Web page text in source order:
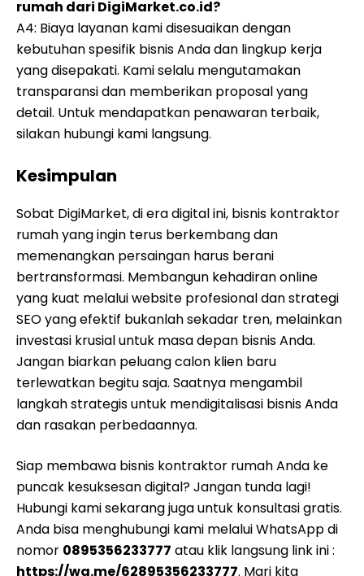
rumah dari DigiMarket.co.id?
A4: Biaya layanan kami disesuaikan dengan
kebutuhan spesifik bisnis Anda dan lingkup kerja
yang disepakati. Kami selalu mengutamakan
transparansi dan memberikan proposal yang
detail. Untuk mendapatkan penawaran terbaik,
silakan hubungi kami langsung.
Kesimpulan
Sobat DigiMarket, di era digital ini, bisnis kontraktor
rumah yang ingin terus berkembang dan
memenangkan persaingan harus berani
bertransformasi. Membangun kehadiran online
yang kuat melalui website profesional dan strategi
SEO yang efektif bukanlah sekadar tren, melainkan
investasi krusial untuk masa depan bisnis Anda.
Jangan biarkan peluang calon klien baru
terlewatkan begitu saja. Saatnya mengambil
langkah strategis untuk mendigitalisasi bisnis Anda
dan rasakan perbedaannya.
Siap membawa bisnis kontraktor rumah Anda ke
puncak kesuksesan digital? Jangan tunda lagi!
Hubungi kami sekarang juga untuk konsultasi gratis.
Anda bisa menghubungi kami melalui WhatsApp di
nomor 0895356233777 atau klik langsung link ini :
https://wa.me/62895356233777. Mari kita